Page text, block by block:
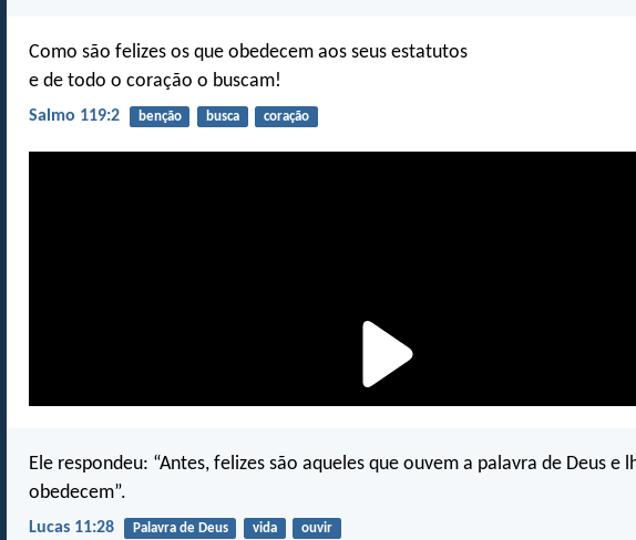
Como são felizes os que obedecem aos seus estatutos
e de todo o coração o buscam!
Salmo 119:2 benção busca coração
Ele respondeu: “Antes, felizes são aqueles que ouvem a palavra de Deus e
obedecem”.
Lucas 11:28 Palavra de Deus vida ouvir